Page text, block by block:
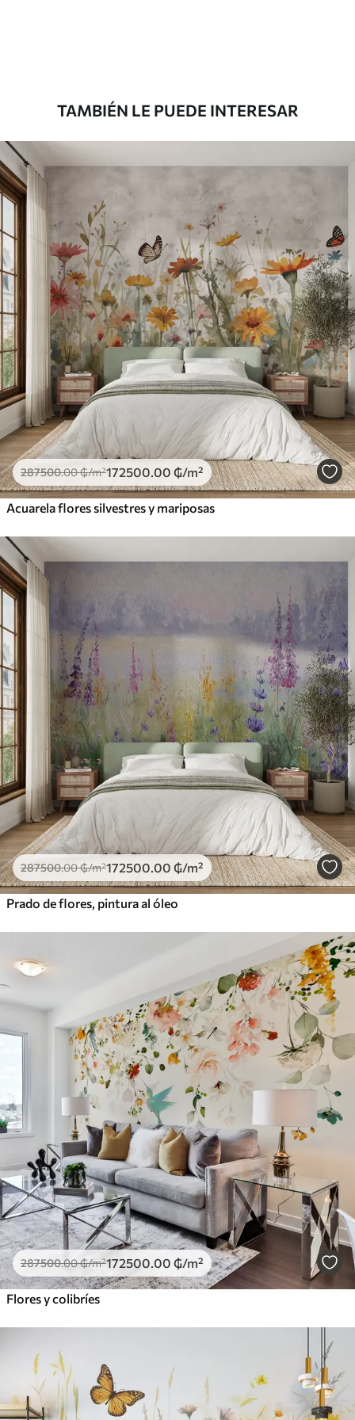
Vinilo Premium
380416.67228250.00₲/m²
TAMBIÉN LE PUEDE INTERESAR
287500.00₲/m²172500 .00 ₲/m²
Acuarela flores silvestres y mariposas
287500.00₲/m²172500 .00 ₲/m²
Prado de flores, pintura al óleo
287500.00₲/m²172500 .00 ₲/m²
Flores y colibríes